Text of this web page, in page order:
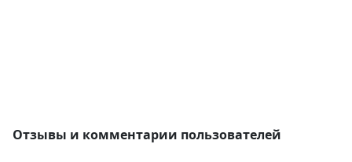
Отзывы и комментарии пользователей